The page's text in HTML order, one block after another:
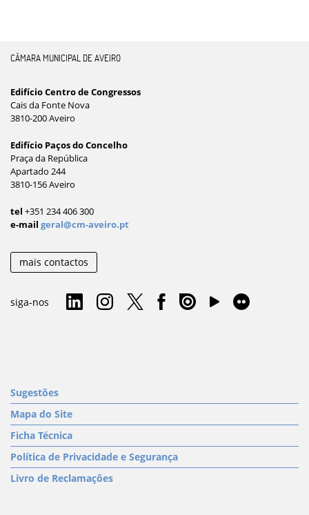
CÂMARA MUNICIPAL DE AVEIRO
Edifício Centro de Congressos
Cais da Fonte Nova
3810-200 Aveiro
Edifício Paços do Concelho
Praça da República
Apartado 244
3810-156 Aveiro
tel +351 234 406 300
e-mail geral@cm-aveiro.pt
mais contactos
siga-nos
Sugestões
Mapa do Site
Ficha Técnica
Política de Privacidade e Segurança
Livro de Reclamações